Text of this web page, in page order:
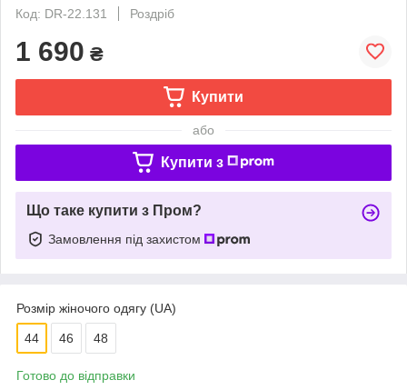
Код: DR-22.131
Роздріб
1 690 ₴
Купити
або
Купити з
Що таке купити з Пром?
Замовлення під захистом
Розмір жіночого одягу (UA)
44 46 48
Готово до відправки